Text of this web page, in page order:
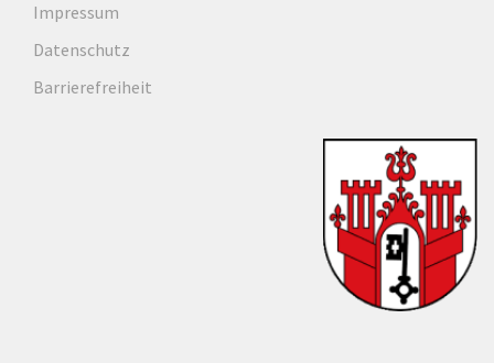
Impressum
Datenschutz
Barrierefreiheit